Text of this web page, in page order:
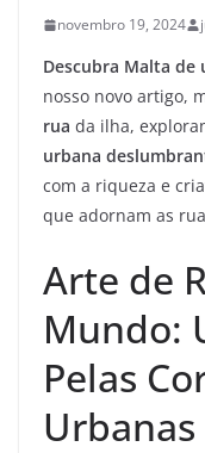
novembro 19, 2024
Descubra Malta de
nosso novo artigo,
rua da ilha,
urbana
com a riqueza e
que adornam as
Arte de
Mundo:
Pelas
Urbanas